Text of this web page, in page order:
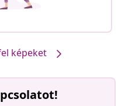
képeket